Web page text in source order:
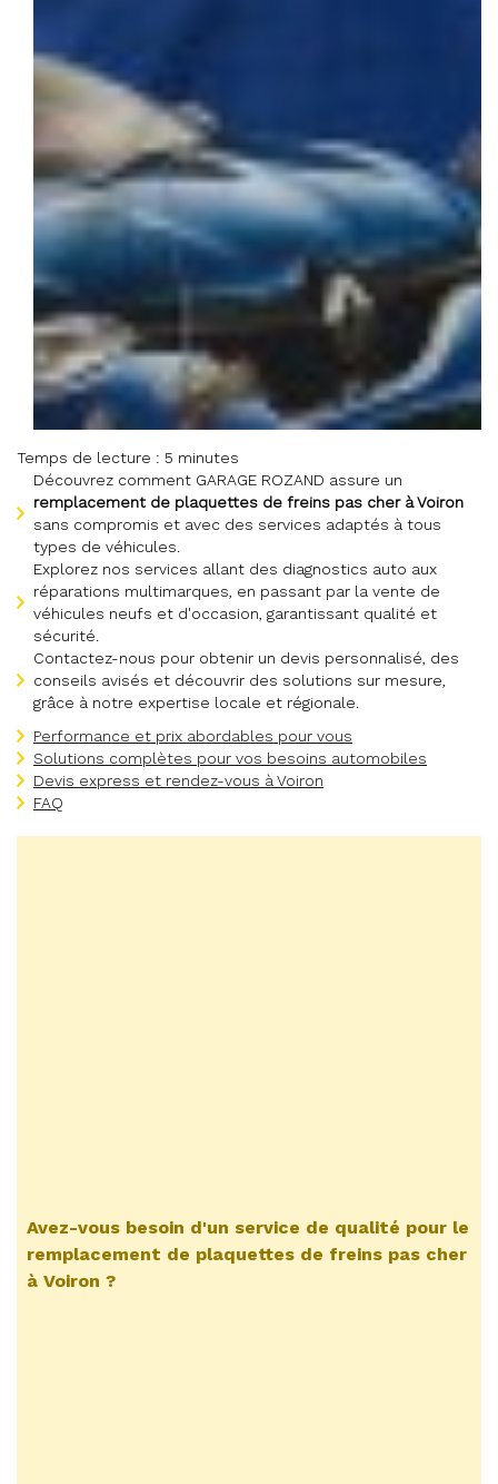
Temps de lecture : 5 minutes
Découvrez comment GARAGE ROZAND assure un
remplacement de plaquettes de freins pas cher à Voiron
sans compromis et avec des services adaptés à tous
types de véhicules.
Explorez nos services allant des diagnostics auto aux
réparations multimarques, en passant par la vente de
véhicules neufs et d'occasion, garantissant qualité et
sécurité.
Contactez-nous pour obtenir un devis personnalisé, des
conseils avisés et découvrir des solutions sur mesure,
grâce à notre expertise locale et régionale.
Performance et prix abordables pour vous
Solutions complètes pour vos besoins automobiles
Devis express et rendez-vous à Voiron
FAQ
Avez-vous besoin d'un service de qualité pour le
remplacement de plaquettes de freins pas cher
à Voiron ?